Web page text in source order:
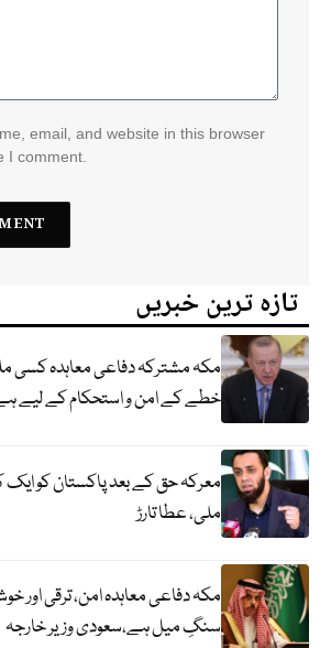
email, and website in this browser
I comment.
تازہ ترین خبریں
مکہ مشترکہ دفاعی معاہدہ کسی
خطے کے امن و استحکام کے لیے
معرکہ حق کے بعد پاکستان کو ایک
ملی، عطا تارڑ
مکہ دفاعی معاہدہ امن، ترقی اور
سنگِ میل ہے،سعودی وزیر خارجہ